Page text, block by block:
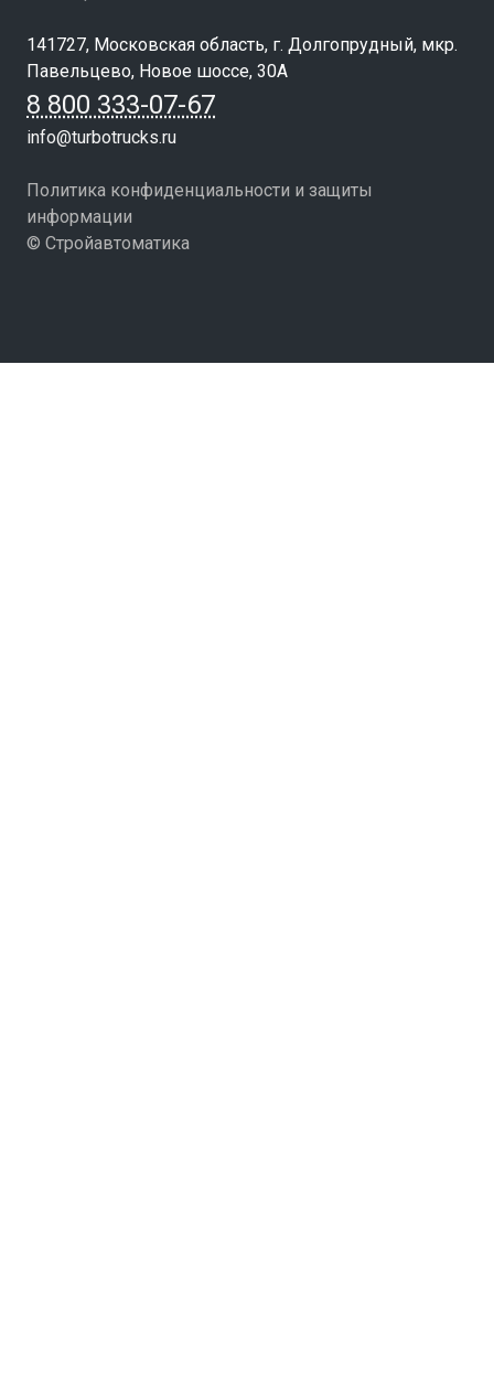
141727, Московская область, г. Долгопрудный, мкр.
Павельцево, Новое шоссе, 30А
8 800 333-07-67
info@turbotrucks.ru
Политика конфиденциальности и защиты
информации
© Стройавтоматика